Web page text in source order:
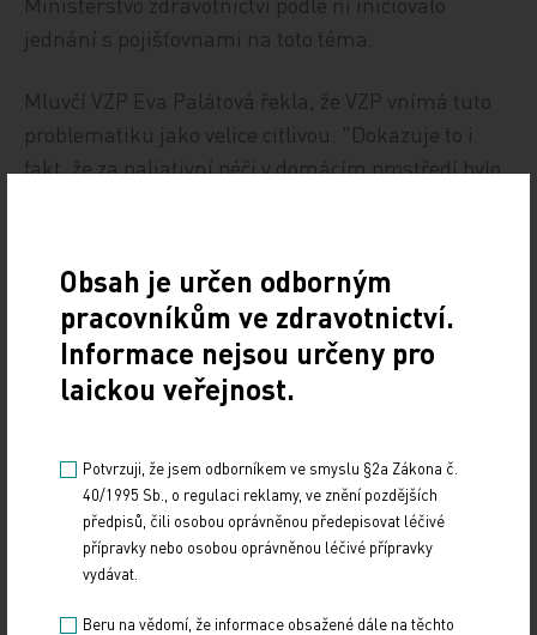
jednání s pojišťovnami na toto téma.
Mluvčí VZP Eva Palátová řekla, že VZP vnímá tuto
problematiku jako velice citlivou. "Dokazuje to i
fakt, že za paliativní péči v domácím prostředí bylo
poskytnutí paliativní péče domácího hospice Most
k domovu Zlín více vyjadřovat nebudeme, dokud
neproběhne výběrové řízení s kladným
stanoviskem," uvedla Palátová.
Zdroj: ČTK
Z REGIONŮ
Sdílejte článek
Obsah je určen odborným
pracovníkům ve zdravotnictví.
Informace nejsou určeny pro
laickou veřejnost.
Potvrzuji, že jsem odborníkem ve smyslu §2a Zákona č.
40/1995 Sb., o regulaci reklamy, ve znění pozdějších
předpisů, čili osobou oprávněnou předepisovat léčivé
přípravky nebo osobou oprávněnou léčivé přípravky
vydávat.
Beru na vědomí, že informace obsažené dále na těchto